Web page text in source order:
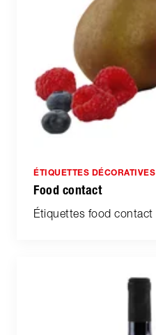
ÉTIQUETTES DÉCORATIVES
Food contact
Étiquettes food contact